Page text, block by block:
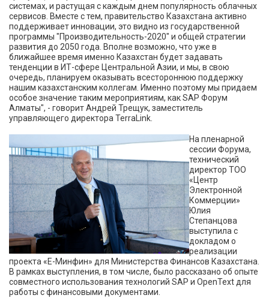
системах, и растущая с каждым днем популярность облачных
сервисов. Вместе с тем, правительство Казахстана активно
поддерживает инновации, это видно из государственной
программы "Производительность-2020" и общей стратегии
развития до 2050 года. Вполне возможно, что уже в
ближайшее время именно Казахстан будет задавать
тенденции в ИТ-сфере Центральной Азии, и мы, в свою
очередь, планируем оказывать всестороннюю поддержку
нашим казахстанским коллегам. Именно поэтому мы придаем
особое значение таким мероприятиям, как SAP Форум
Алматы", - говорит Андрей Трещук, заместитель
управляющего директора TerraLink.
На пленарной
сессии Форума,
технический
директор ТОО
«Центр
Электронной
Коммерции»
Юлия
Степанцова
выступила с
докладом о
реализации
проекта «Е-Минфин» для Министерства Финансов Казахстана.
В рамках выступления, в том числе, было рассказано об опыте
совместного использования технологий SAP и OpenText для
работы с финансовыми документами.